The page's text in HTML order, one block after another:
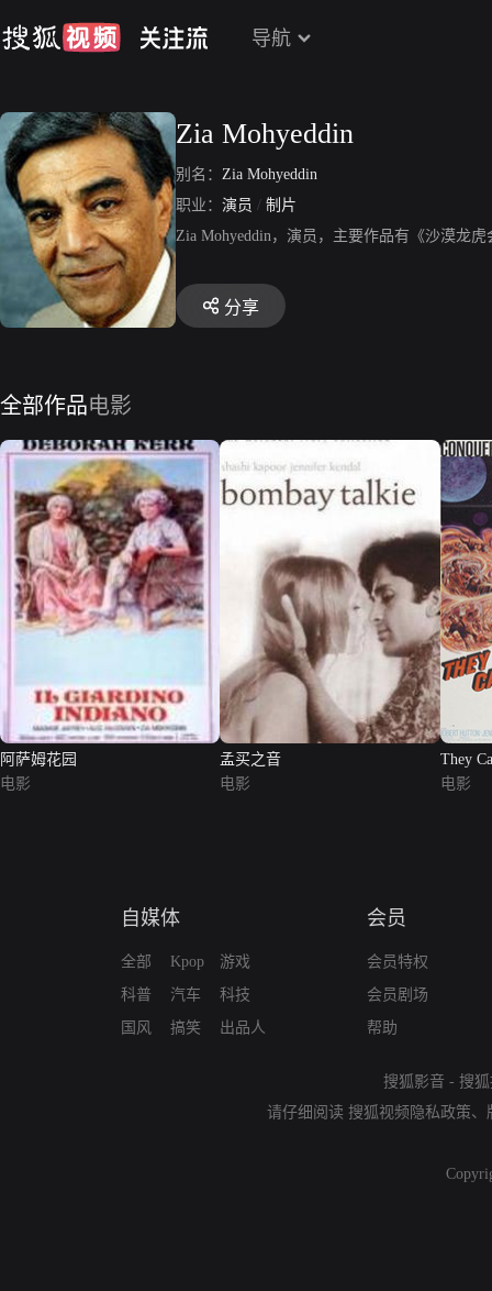
导航
Zia Mohyeddin
别名： Zia Mohyeddin
职业： 演员 / 制片
Zia Mohyeddin，演员，主要作品有《沙漠龙
分享
全部作品电影
阿萨姆花园
电影
孟买之音
电影
They
电影
自媒体
全部
科普
国风
Kpop
汽车
搞笑
游戏
科技
出品人
会员
会员特权
会员剧场
帮助
搜狐影音 - 搜
请仔细阅读 搜狐视频隐私政策、